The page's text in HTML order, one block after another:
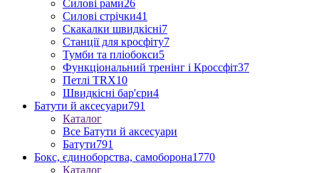
Силові рами26
Силові стрічки41
Скакалки швидкісні7
Станції для кросфіту7
Тумби та пліобокси5
Функціональний тренінг і Кроссфіт37
Петлі TRX10
Швидкісні бар'єри4
Батути й аксесуари791
Каталог
Все Батути й аксесуари
Батути791
Бокс, єдиноборства, самоборона1770
Каталог